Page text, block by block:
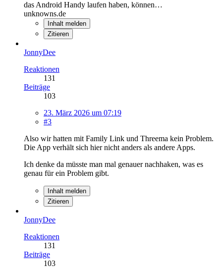
das Android Handy laufen haben, können…
unknowns.de
Inhalt melden
Zitieren
JonnyDee
Reaktionen
131
Beiträge
103
23. März 2026 um 07:19
#3
Also wir hatten mit Family Link und Threema kein Problem.
Die App verhält sich hier nicht anders als andere Apps.
Ich denke da müsste man mal genauer nachhaken, was es
genau für ein Problem gibt.
Inhalt melden
Zitieren
JonnyDee
Reaktionen
131
Beiträge
103